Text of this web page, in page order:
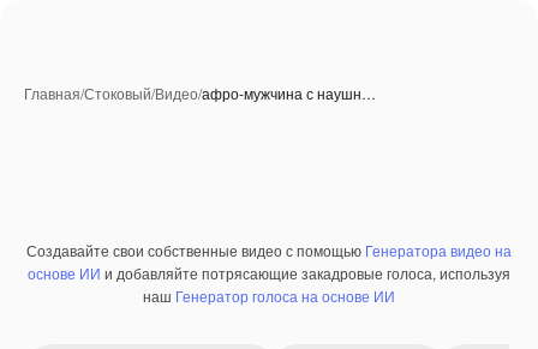
Главная/Стоковый/Видео/афро-мужчина с наушн…
Премиум
Создавайте свои собственные видео с помощью Генератора видео на
основе ИИ и добавляйте потрясающие закадровые голоса, используя
наш Генератор голоса на основе ИИ